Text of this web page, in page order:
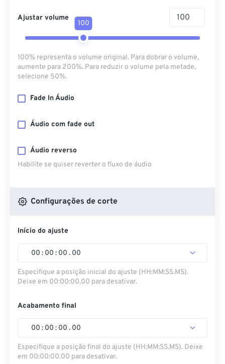
Ajustar volume
100
100% representa o volume original. Para dobrar o volume,
aumente para 200%. Para reduzir o volume pela metade,
selecione 50%.
Fade In Áudio
Áudio com fade out
Áudio reverso
Habilite se quiser reverter o fluxo de áudio
Configurações de corte
Início do ajuste
00 : 00 : 00 . 00
Especifique a posição inicial do ajuste (HH:MM:SS.MS).
Deixe em 00:00:00.00 para desativar.
Acabamento final
00 : 00 : 00 . 00
Especifique a posição final do ajuste (HH:MM:SS.MS). Deixe
em 00:00:00.00 para desativar.